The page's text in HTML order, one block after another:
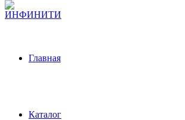
Главная
Каталог